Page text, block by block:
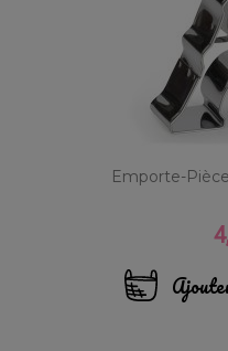
Emporte-